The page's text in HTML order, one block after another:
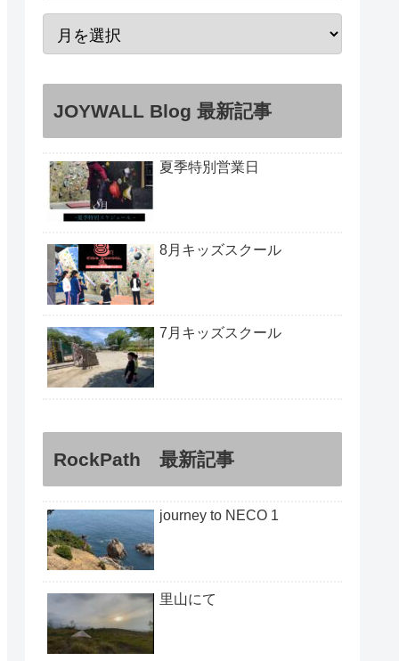
JOYWALL Blog 最新記事
夏季特別営業日
8月キッズスクール
7月キッズスクール
RockPath 最新記事
journey to NECO 1
里山にて